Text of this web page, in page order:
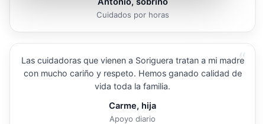
Cuidados por horas
“
Las cuidadoras que vienen a Soriguera tratan a mi madre
con mucho cariño y respeto. Hemos ganado calidad de
vida toda la familia.
Carme, hija
Apoyo diario